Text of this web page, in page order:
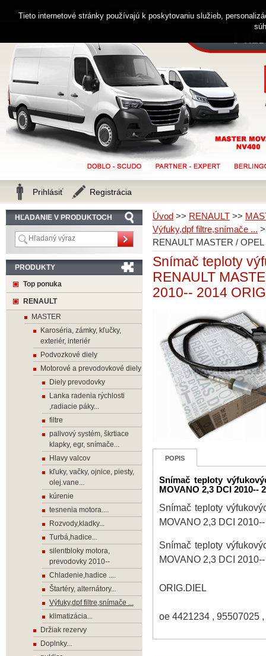
Úvod >> RENAULT >>
Výfuky,dpf filtre,snímače ...
RENAULT MASTER /
Snímač teploty
RENAULT
2010-- 2014
POPIS
Snímač teploty
MOVANO 2,3 DCI 2010--
Snímač teploty
MOVANO 2,3 DCI
Snímač teploty
MOVANO 2,3 DCI
ORIG.DIEL
oe 4421234 , 95507025
HĽADANIE V PRODUKTOCH
PRODUKTY
Top ponuka
RENAULT
MASTER
Karoséria, zámky, kľučky,
exteriér, interiér
Podvozkové diely
Motorové a prevodovkové diely
Diely prevodovky
Lanka radenia rýchlosti
,radiacie páky...
filtre
palivový systém, škrtiace
klapky, egr, snímače...
Hlavy valcov
kľuky, vačky, ojnice, piesty,
olej.vane...
kúrenie
tesnenia motora....
Rozvody,kladky...
Turbá,hadice...
silentbloky motora,
prevodovky 2010--
Chladenie,hadice ....
Štartéry, alternátory...
Výfuky,dpf filtre,snímače ...
klimatizácia...
Držiak rezervy
Doplnky...
Zákaznícka linka 0914 238 482
Prihlásiť Registrácia
Tieto internetové stránky používajú k poskytovaniu služieb,